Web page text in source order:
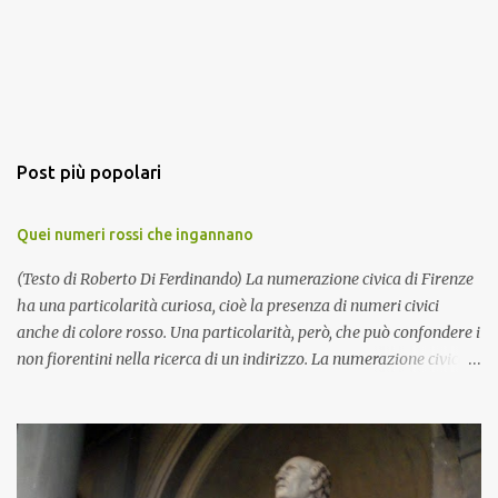
Post più popolari
Quei numeri rossi che ingannano
(Testo di Roberto Di Ferdinando) La numerazione civica di Firenze
ha una particolarità curiosa, cioè la presenza di numeri civici
anche di colore rosso. Una particolarità, però, che può confondere i
non fiorentini nella ricerca di un indirizzo. La numerazione civica a
http://curiositadifirenze.blogspot.it/2011/01/la-numerazione-
civica-nella-firenze.html ), ma agli inizi del Novecento
l’amministrazione comunale decise di distinguere gli ingressi delle